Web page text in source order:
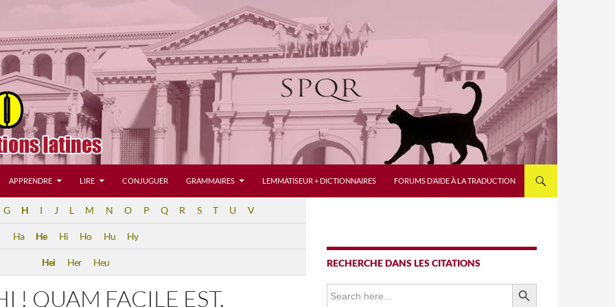
APPRENDRE LIRE CONJUGUER GRAMMAIRES LEMMATISEUR + DICTIONNAIRES FORUMS D’AIDE À LA TRADUCTION
G H I J L M N O P Q R S T U V
Ha He Hi Ho Hu Hy
Hei Her Heu
! QUAM FACILE EST,
RECHERCHE DANS LES CITATIONS
Search
for:
SEARCH BUTTON